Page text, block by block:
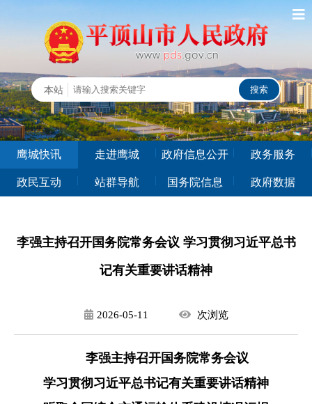
鹰城快讯 走进鹰城 政府信息公开 政务服务
政民互动 站群导航 国务院信息 政府数据
李强主持召开国务院常务会议 学习贯彻习近平总书
记有关重要讲话精神
2026-05-11 次浏览
李强主持召开国务院常务会议
学习贯彻习近平总书记有关重要讲话精神